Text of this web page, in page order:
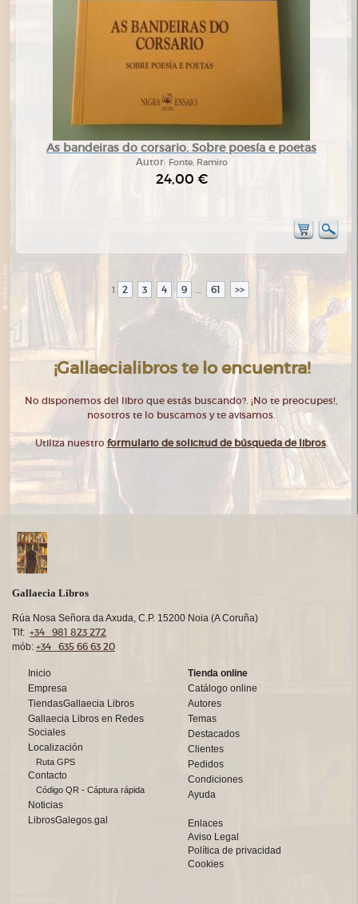
As bandeiras do corsario. Sobre poesía e poetas
Autor: Fonte, Ramiro
24,00 €
1 2 3 4 9 ... 61 >>
¡Gallaecialibros te lo encuentra!
No disponemos del libro que estás buscando?. ¡No te preocupes!,
nosotros te lo buscamos y te avisamos.
Utiliza nuestro formulario de solicitud de búsqueda de libros.
Gallaecia Libros
Rúa Nosa Señora da Axuda, C.P. 15200 Noia (A Coruña)
Tlf: +34 981 823 272
mób: +34 635 66 63 20
Inicio
Empresa
TiendasGallaecia Libros
Gallaecia Libros en Redes
Sociales
Localización
Ruta GPS
Contacto
Código QR - Cáptura rápida
Noticias
LibrosGalegos.gal
Tienda online
Catálogo online
Autores
Temas
Destacados
Clientes
Pedidos
Condiciones
Ayuda
Enlaces
Aviso Legal
Política de privacidad
Cookies